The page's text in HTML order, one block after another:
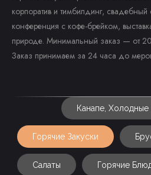
корпоратив и тимбилдинг,
конференция с кофе-брейком,
природе. Минимальный заказ — от
Заказ принимаем за 24 часа до
Канапе, Холодные
Горячие Закуски
Салаты Горячие